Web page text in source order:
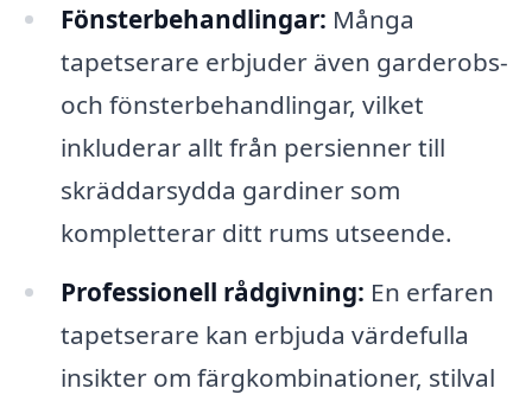
Fönsterbehandlingar: Många
tapetserare erbjuder även garderobs-
och fönsterbehandlingar, vilket
inkluderar allt från persienner till
skräddarsydda gardiner som
kompletterar ditt rums utseende.
Professionell rådgivning: En erfaren
tapetserare kan erbjuda värdefulla
insikter om färgkombinationer, stilval